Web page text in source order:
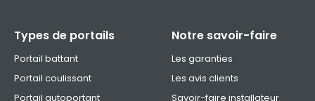
Types de portails
Portail battant
Portail coulissant
Portail autoportant
Notre savoir-faire
Les garanties
Les avis clients
Savoir-faire installateur